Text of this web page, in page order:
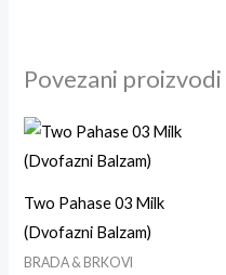
Povezani proizvodi
Two Pahase 03 Milk
(Dvofazni Balzam)
BRADA & BRKOVI